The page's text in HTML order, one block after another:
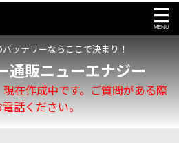
ッテリーならここで決まり！
通販ニューエナジー
在作成中です。ご質問がある際
話ください。